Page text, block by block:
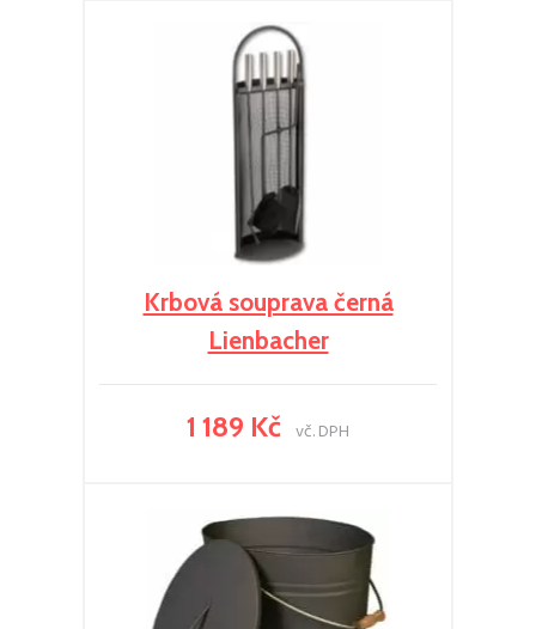
Krbová souprava černá
Lienbacher
1 189 Kč vč. DPH